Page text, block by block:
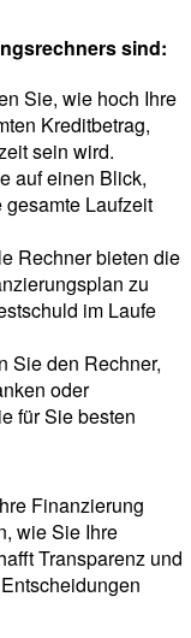
sind:
Sie, wie hoch Ihre
Kreditbetrag,
sein wird.
auf einen Blick,
Laufzeit
Rechner bieten die
zu
im Laufe
Sie den Rechner,
oder
für Sie besten
Finanzierung
wie Sie Ihre
Transparenz und